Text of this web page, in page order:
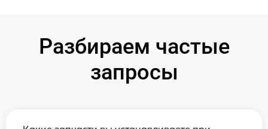
Разбираем частые
запросы